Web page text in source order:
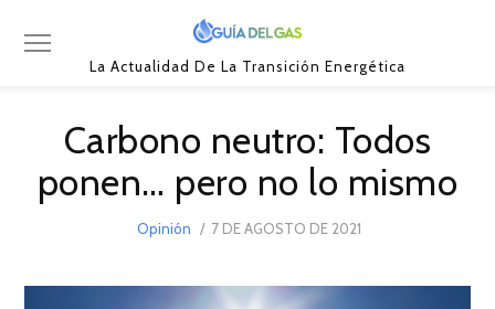
La Actualidad De La Transición Energética
Carbono neutro: Todos
ponen… pero no lo mismo
Opinión
POSTED
7 DE AGOSTO DE 2021